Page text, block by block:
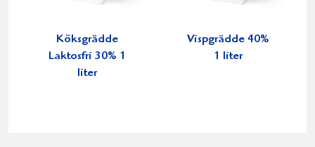
Köksgrädde
Laktosfri 30% 1
liter
Vispgrädde 40%
1 liter